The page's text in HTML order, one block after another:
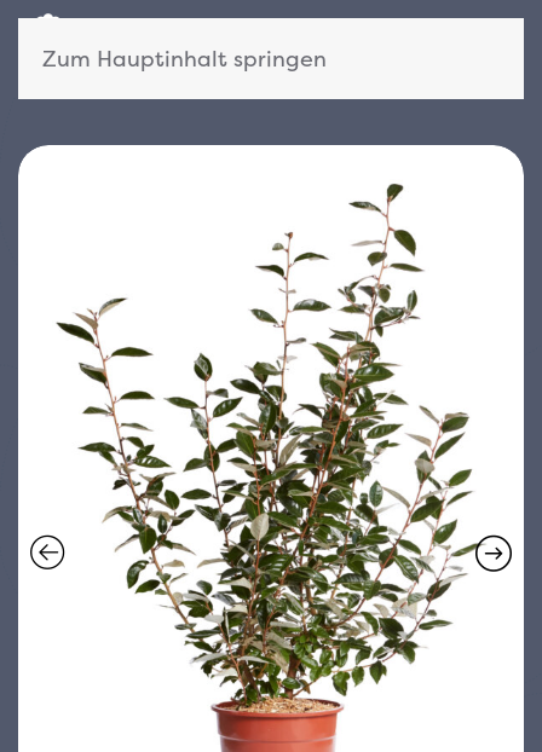
Zum Hauptinhalt springen